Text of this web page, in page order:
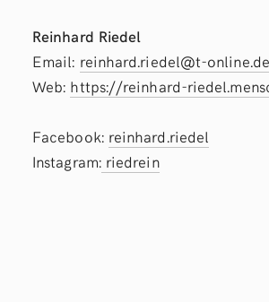
Reinhard Riedel
Email: reinhard.riedel@t-online.de
Web: https://reinhard-
Facebook: reinhard.riedel
Instagram:riedrein